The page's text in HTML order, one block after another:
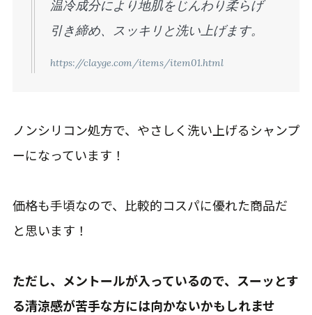
温冷成分により地肌をじんわり柔らげ
引き締め、スッキリと洗い上げます。
https://clayge.com/items/item01.html
ノンシリコン処方で、やさしく洗い上げるシャンプ
ーになっています！
価格も手頃なので、比較的コスパに優れた商品だ
と思います！
ただし、メントールが入っているので、スーッとす
る清涼感が苦手な方には向かないかもしれませ